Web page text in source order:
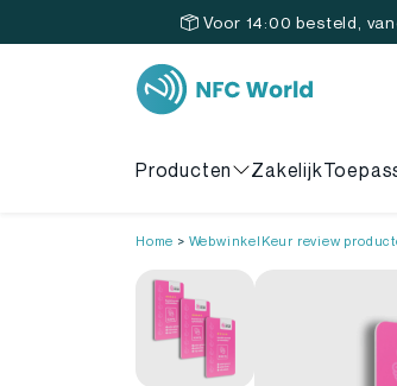
Voor 14:00 besteld,
Producten Zakelijk
Home > WebwinkelKeur review